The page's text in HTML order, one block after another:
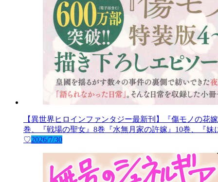
【異世界ヒロインファンタジー最新刊】『傷モノの
巻、『戦場の聖女』8巻『水無月家の許嫁』10巻、『
♡2026/7/30